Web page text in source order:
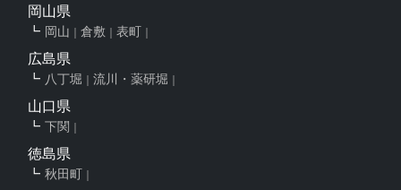
岡山県
岡山 倉敷 表町
広島県
八丁堀 流川・薬研堀
山口県
下関
徳島県
秋田町